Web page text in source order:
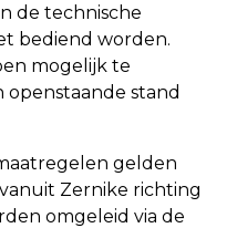
de technische
bediend worden.
mogelijk te
openstaande stand
gelden
Zernike richting
omgeleid via de